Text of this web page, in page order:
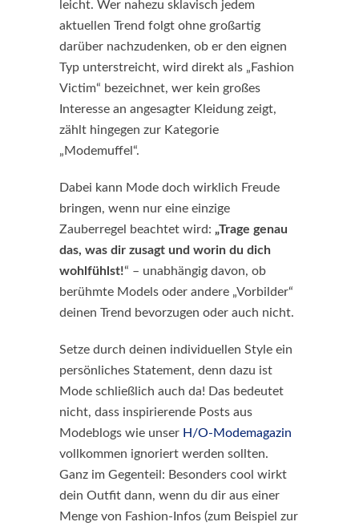
leicht. Wer nahezu sklavisch jedem
aktuellen Trend folgt ohne großartig
darüber nachzudenken, ob er den eignen
Typ unterstreicht, wird direkt als „Fashion
Victim“ bezeichnet, wer kein großes
Interesse an angesagter Kleidung zeigt,
zählt hingegen zur Kategorie
„Modemuffel“.
Dabei kann Mode doch wirklich Freude
bringen, wenn nur eine einzige
Zauberregel beachtet wird: „Trage genau
das, was dir zusagt und worin du dich
wohlfühlst!“ – unabhängig davon, ob
berühmte Models oder andere „Vorbilder“
deinen Trend bevorzugen oder auch nicht.
Setze durch deinen individuellen Style ein
persönliches Statement, denn dazu ist
Mode schließlich auch da! Das bedeutet
nicht, dass inspirierende Posts aus
Modeblogs wie unser H/O-Modemagazin
vollkommen ignoriert werden sollten.
Ganz im Gegenteil: Besonders cool wirkt
dein Outfit dann, wenn du dir aus einer
Menge von Fashion-Infos (zum Beispiel zur